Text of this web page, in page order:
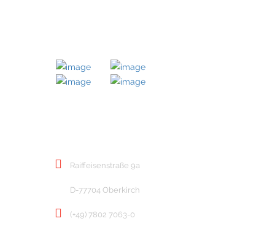
Raiffeisenstraße 9a
D-77704 Oberkirch
(+49) 7802 7063-0